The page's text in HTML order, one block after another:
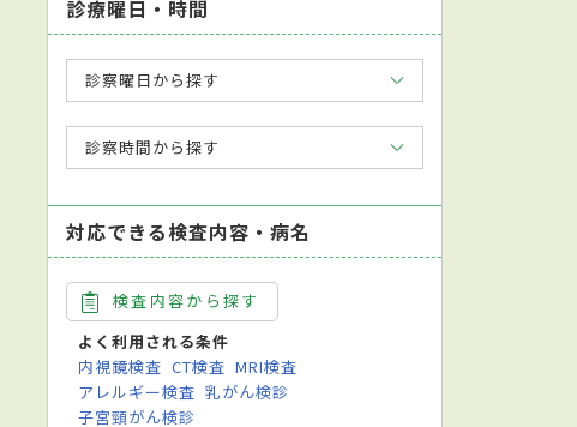
診療曜日・時間
診察曜日から探す
診察時間から探す
対応できる検査内容・病名
検査内容から探す
よく利用される条件
内視鏡検査 CT検査 MRI検査
アレルギー検査 乳がん検診
子宮頸がん検診